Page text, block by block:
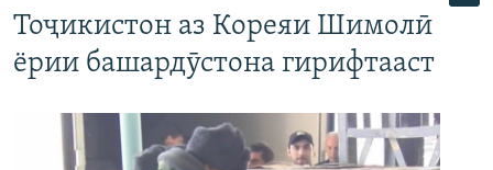
Тоҷикистон аз Кореяи Шимолӣ
ёрии башардӯстона гирифтааст